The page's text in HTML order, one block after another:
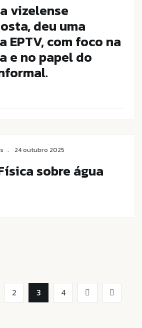
vizelense
deu uma
EPTV, com foco na
e no papel do
sobre água
24 outubro 2025
2 3 4